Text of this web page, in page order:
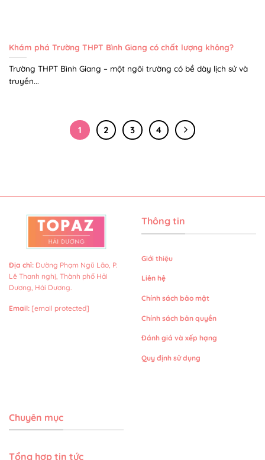
Khám phá Trường THPT Bình Giang có chất lượng không?
Trường THPT Bình Giang – một ngôi trường có bề dày lịch sử và
truyền...
1 2 3 4
Địa chỉ: Đường Phạm Ngũ Lão, P.
Lê Thanh nghị, Thành phố Hải
Dương, Hải Dương.
Email: [email protected]
Thông tin
Giới thiệu
Liên hệ
Chính sách bảo mật
Chính sách bản quyền
Đánh giá và xếp hạng
Quy định sử dụng
Chuyên mục
Tổng hợp tin tức